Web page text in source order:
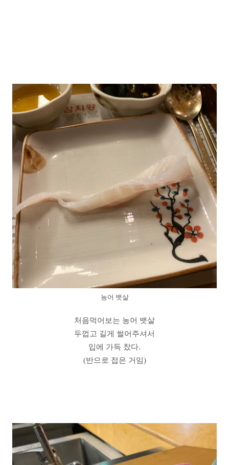
농어 뱃살
처음먹어보는 농어 뱃살
두껍고 길게 썰어주셔서
입에 가득 찼다.
(반으로 접은 거임)